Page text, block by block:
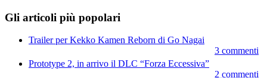
Gli articoli più popolari
Trailer per Kekko Kamen Reborn di Go Nagai
3 commenti
Prototype 2, in arrivo il DLC “Forza Eccessiva”
2 commenti